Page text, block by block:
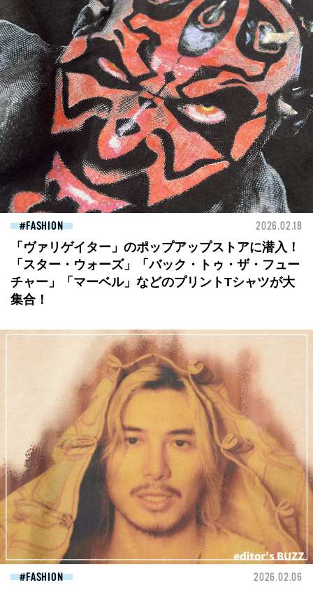
FASHION 2026.02.18
「ヴァリゲイター」のポップアップストアに潜入！
「スター・ウォーズ」「バック・トゥ・ザ・フュー
チャー」「マーベル」などのプリントTシャツが大
集合！
FASHION 2026.02.06